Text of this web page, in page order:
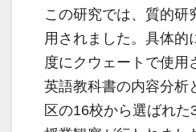
この研究では、質的研
用されました。具体的
度にクウェートで使用
英語教科書の内容分析
区の16校から選ばれ